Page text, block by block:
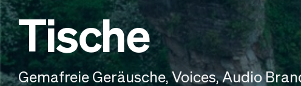
Tische
Gemafreie Geräusche, Voices, Audio